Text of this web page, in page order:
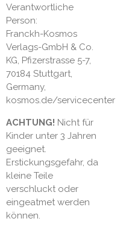
Verantwortliche
Person:
Franckh-Kosmos
Verlags-GmbH & Co.
KG, Pfizerstrasse 5-7,
70184 Stuttgart,
Germany,
kosmos.de/servicecenter
ACHTUNG! Nicht für
Kinder unter 3 Jahren
geeignet.
Erstickungsgefahr, da
kleine Teile
verschluckt oder
eingeatmet werden
können.